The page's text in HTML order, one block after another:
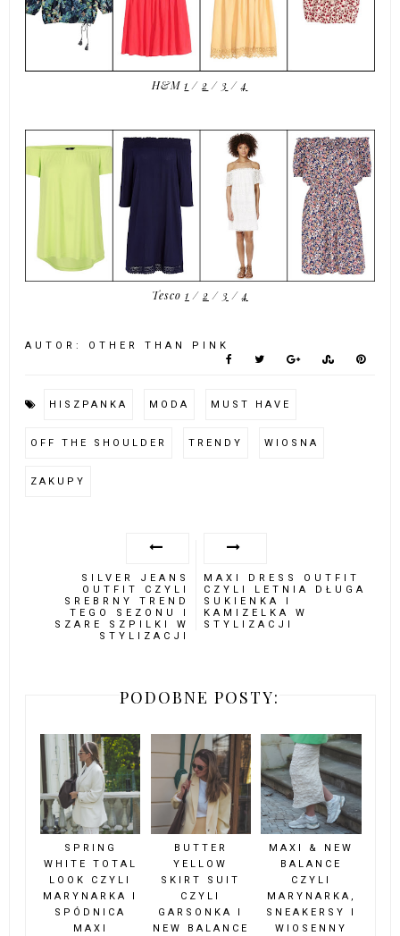
H&M1 /2 / 3 /4
Tesco 1 / 2 / 3 / 4
AUTOR: OTHER THAN PINK
HISZPANKA MODA MUST HAVE
OFF THE SHOULDER TRENDY WIOSNA
ZAKUPY
SILVER JEANS
OUTFIT CZYLI
SREBRNY TREND
TEGO SEZONU I
SZARE SZPILKI W
STYLIZACJI
MAXI DRESS OUTFIT
CZYLI LETNIA DŁUGA
SUKIENKA I
KAMIZELKA W
STYLIZACJI
PODOBNE POSTY:
SPRING
WHITE TOTAL
LOOK CZYLI
MARYNARKA I
SPÓDNICA
MAXI
BUTTER
YELLOW
SKIRT SUIT
CZYLI
GARSONKA I
NEW BALANCE
MAXI & NEW
BALANCE
CZYLI
MARYNARKA,
SNEAKERSY I
WIOSENNY